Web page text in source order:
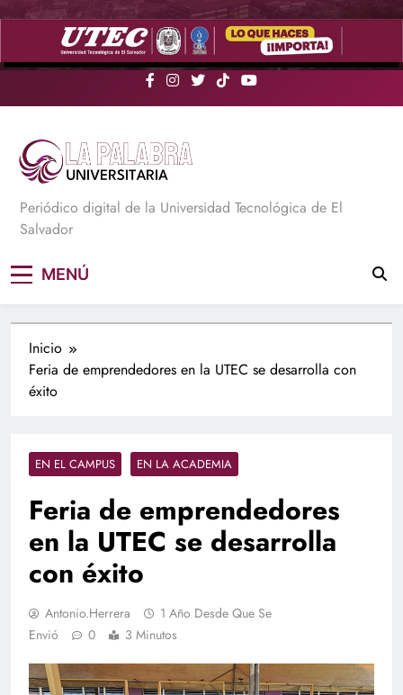
Saltar
La Palabra Universitaria
Periódico digital de la Universidad Tecnológica de El
Salvador
MENÚ
Inicio
Feria de emprendedores en la UTEC se desarrolla con
éxito
EN EL CAMPUS EN LA ACADEMIA
Feria de emprendedores
en la UTEC se desarrolla
con éxito
Antonio.herrera
1 Año Desde Que Se
Envió
0 3 Minutos